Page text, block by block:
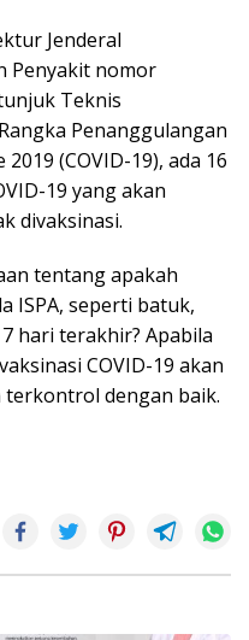
Jenderal
Penyakit nomor
Teknis
Penanggulangan
(COVID-19), ada 16
19 yang akan
divaksinasi.
tentang apakah
ISPA, seperti batuk,
hari terakhir? Apabila
COVID-19 akan
terkontrol dengan baik.